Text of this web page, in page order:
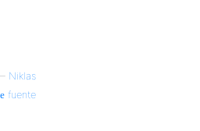
Niklas
fuente